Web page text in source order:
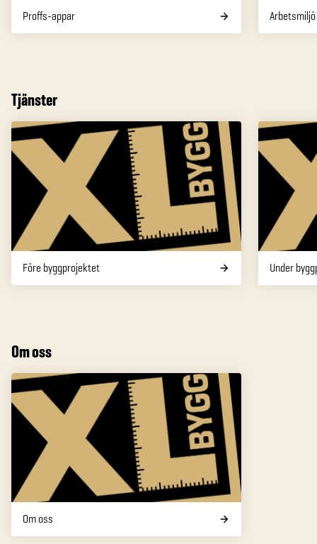
Proffs-appar Arbetsmiljö
Tjänster
Före byggprojektet Under
Om oss
Om oss